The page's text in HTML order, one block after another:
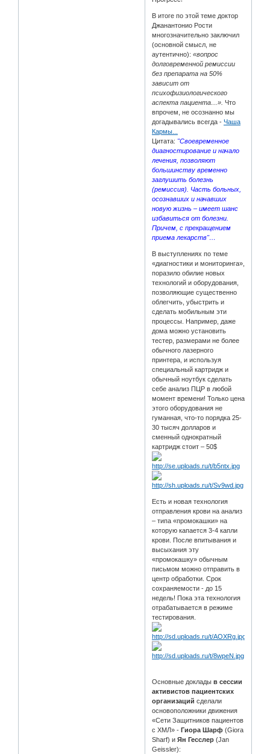
В итоге по этой теме доктор
Джанантонио Рости
многозначительно заключил
(основной смысл, не
аутентично):«вопрос
долговременной ремиссии
без препарата на 50%
зависит от
психофизиологического
аспекта пациента…». Что
впрочем, не осознанно мы
догадывались всегда -Чаша
Кармы...
Цитата: "Своевременное
диагностирование и начало
лечения, позволяют
большинству временно
заглушить болезнь
(ремиссия). Часть больных,
осознавших и начавших
новую жизнь – имеет шанс
избавиться от болезни.
Причем, с прекращением
приема лекарств"…
В выступлениях по теме
«диагностики и мониторинга»,
поразило обилие новых
технологий и оборудования,
позволяющие существенно
облегчить, убыстрить и
сделать мобильным эти
процессы. Например, даже
дома можно установить
тестер, размерами не более
обычного лазерного
принтера, и используя
специальный картридж и
обычный ноутбук сделать
себе анализ ПЦР в любой
момент времени! Только цена
этого оборудования не
гуманная, что-то порядка 25-
30 тысяч долларов и
сменный однократный
картридж стоит – 50$
Есть и новая технология
отправления крови на анализ
– типа «промокашки» на
которую капается 3-4 капли
крови. После впитывания и
высыхания эту
«промокашку» обычным
письмом можно отправить в
центр обработки. Срок
сохраняемости - до 15
недель! Пока эта технология
отрабатывается в режиме
тестирования.
Основные докладыв сессии
активистов пациентских
организаций сделали
основоположники движения
«Сети Защитников пациентов
с ХМЛ» -Гиора Шарф (Giora
Sharf) иЯн Гесслер (Jan
Geissler):